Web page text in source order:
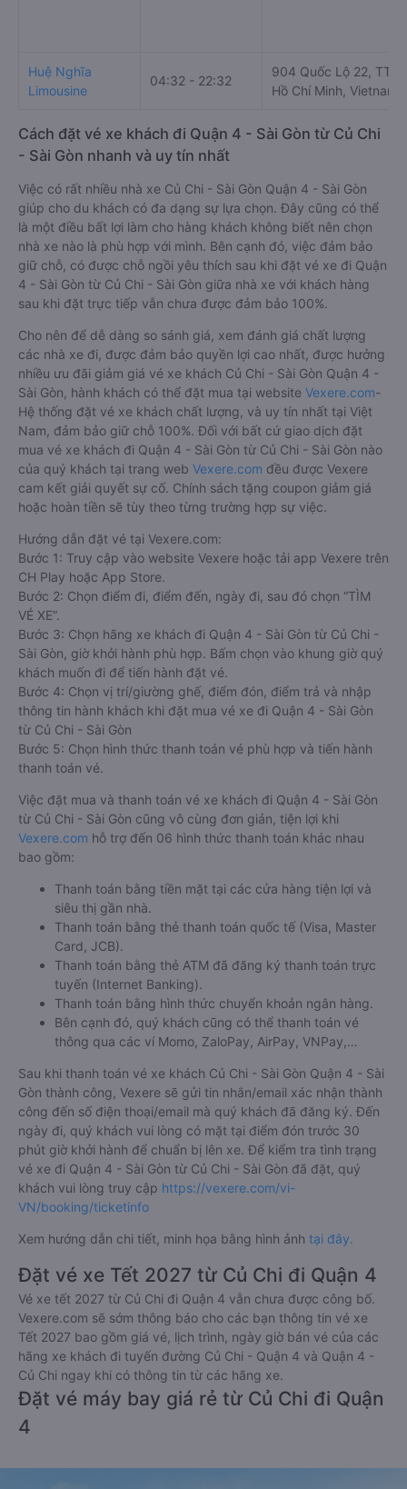
Huệ Nghĩa
Limousine
04:32 - 22:32
904 Quốc Lộ 22, TT.
Hồ Chí Minh, Vietnam
Cách đặt vé xe khách đi Quận 4 - Sài Gòn từ Củ Chi
- Sài Gòn nhanh và uy tín nhất
Việc có rất nhiều nhà xe Củ Chi - Sài Gòn Quận 4 - Sài Gòn
giúp cho du khách có đa dạng sự lựa chọn. Đây cũng có thể
là một điều bất lợi làm cho hàng khách không biết nên chọn
nhà xe nào là phù hợp với mình. Bên cạnh đó, việc đảm bảo
giữ chỗ, có được chỗ ngồi yêu thích sau khi đặt vé xe đi Quận
4 - Sài Gòn từ Củ Chi - Sài Gòn giữa nhà xe với khách hàng
sau khi đặt trực tiếp vẫn chưa được đảm bảo 100%.
Cho nên để dễ dàng so sánh giá, xem đánh giá chất lượng
các nhà xe đi, được đảm bảo quyền lợi cao nhất, được hưởng
nhiều ưu đãi giảm giá vé xe khách Củ Chi - Sài Gòn Quận 4 -
Sài Gòn, hành khách có thể đặt mua tại website Vexere.com-
Hệ thống đặt vé xe khách chất lượng, và uy tín nhất tại Việt
Nam, đảm bảo giữ chỗ 100%. Đối với bất cứ giao dịch đặt
mua vé xe khách đi Quận 4 - Sài Gòn từ Củ Chi - Sài Gòn nào
của quý khách tại trang web Vexere.com đều được Vexere
cam kết giải quyết sự cố. Chính sách tặng coupon giảm giá
hoặc hoàn tiền sẽ tùy theo từng trường hợp sự việc.
Hướng dẫn đặt vé tại Vexere.com:
Bước 1: Truy cập vào website Vexere hoặc tải app Vexere trên
CH Play hoặc App Store.
Bước 2: Chọn điểm đi, điểm đến, ngày đi, sau đó chọn “TÌM
VÉ XE”.
Bước 3: Chọn hãng xe khách đi Quận 4 - Sài Gòn từ Củ Chi -
Sài Gòn, giờ khởi hành phù hợp. Bấm chọn vào khung giờ quý
khách muốn đi để tiến hành đặt vé.
Bước 4: Chọn vị trí/giường ghế, điểm đón, điểm trả và nhập
thông tin hành khách khi đặt mua vé xe đi Quận 4 - Sài Gòn
từ Củ Chi - Sài Gòn
Bước 5: Chọn hình thức thanh toán vé phù hợp và tiến hành
thanh toán vé.
Việc đặt mua và thanh toán vé xe khách đi Quận 4 - Sài Gòn
từ Củ Chi - Sài Gòn cũng vô cùng đơn giản, tiện lợi khi
Vexere.com hỗ trợ đến 06 hình thức thanh toán khác nhau
bao gồm:
Thanh toán bằng tiền mặt tại các cửa hàng tiện lợi và
siêu thị gần nhà.
Thanh toán bằng thẻ thanh toán quốc tế (Visa, Master
Card, JCB).
Thanh toán bằng thẻ ATM đã đăng ký thanh toán trực
tuyến (Internet Banking).
Thanh toán bằng hình thức chuyển khoản ngân hàng.
Bên cạnh đó, quý khách cũng có thể thanh toán vé
thông qua các ví Momo, ZaloPay, AirPay, VNPay,…
Sau khi thanh toán vé xe khách Củ Chi - Sài Gòn Quận 4 - Sài
Gòn thành công, Vexere sẽ gửi tin nhắn/email xác nhận thành
công đến số điện thoại/email mà quý khách đã đăng ký. Đến
ngày đi, quý khách vui lòng có mặt tại điểm đón trước 30
phút giờ khởi hành để chuẩn bị lên xe. Để kiểm tra tình trạng
vé xe đi Quận 4 - Sài Gòn từ Củ Chi - Sài Gòn đã đặt, quý
khách vui lòng truy cập https://vexere.com/vi-
VN/booking/ticketinfo
Xem hướng dẫn chi tiết, minh họa bằng hình ảnh tại đây.
Đặt vé xe Tết 2027 từ Củ Chi đi Quận 4
Vé xe tết 2027 từ Củ Chi đi Quận 4 vẫn chưa được công bố.
Vexere.com sẽ sớm thông báo cho các bạn thông tin vé xe
Tết 2027 bao gồm giá vé, lịch trình, ngày giờ bán vé của các
hãng xe khách đi tuyến đường Củ Chi - Quận 4 và Quận 4 -
Củ Chi ngay khi có thông tin từ các hãng xe.
Đặt vé máy bay giá rẻ từ Củ Chi đi Quận
4